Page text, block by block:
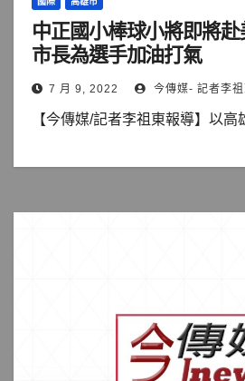
中正國小棒球小將即將
市長為選手加油打氣
7 月 9, 2022 今傳媒- 記者李
【今傳媒/記者李祖東報導】以高